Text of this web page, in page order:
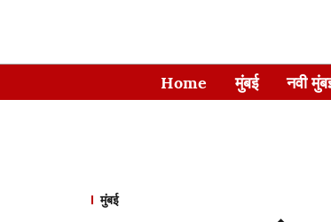
Home मुंबई नवी
मुंबई